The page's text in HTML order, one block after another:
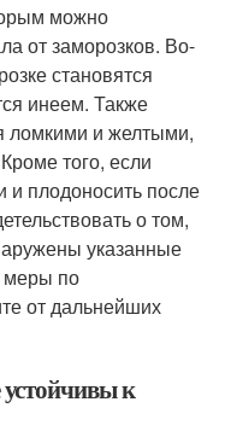
можно
от заморозков. Во-
становятся
инеем. Также
ломкими и желтыми,
того, если
и плодоносить после
о том,
указанные
меры по
от дальнейших
к